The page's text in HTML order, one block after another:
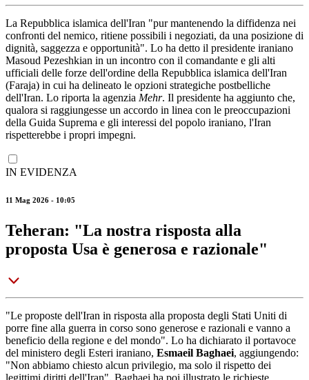
La Repubblica islamica dell'Iran "pur mantenendo la diffidenza nei
confronti del nemico, ritiene possibili i negoziati, da una posizione di
dignità, saggezza e opportunità". Lo ha detto il presidente iraniano
Masoud Pezeshkian in un incontro con il comandante e gli alti
ufficiali delle forze dell'ordine della Repubblica islamica dell'Iran
(Faraja) in cui ha delineato le opzioni strategiche postbelliche
dell'Iran. Lo riporta la agenzia Mehr. Il presidente ha aggiunto che,
qualora si raggiungesse un accordo in linea con le preoccupazioni
della Guida Suprema e gli interessi del popolo iraniano, l'Iran
rispetterebbe i propri impegni.
IN EVIDENZA
11 Mag 2026 - 10:05
Teheran: "La nostra risposta alla
proposta Usa è generosa e razionale"
"Le proposte dell'Iran in risposta alla proposta degli Stati Uniti di
porre fine alla guerra in corso sono generose e razionali e vanno a
beneficio della regione e del mondo". Lo ha dichiarato il portavoce
del ministero degli Esteri iraniano, Esmaeil Baghaei, aggiungendo:
"Non abbiamo chiesto alcun privilegio, ma solo il rispetto dei